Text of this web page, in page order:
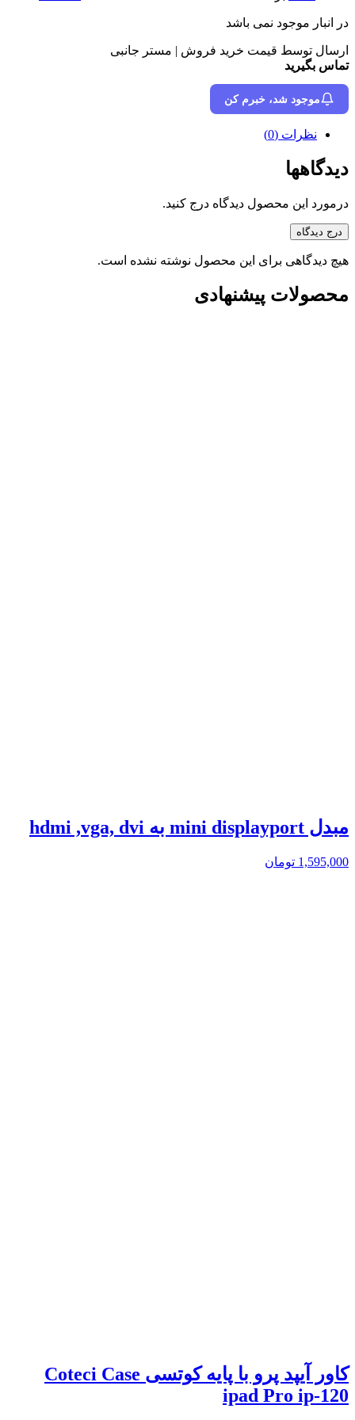
در انبار موجود نمی باشد
ارسال توسط قیمت خرید فروش | مستر جانبی
تماس بگیرید
موجود شد، خبرم کن
نظرات (0)
دیدگاهها
درمورد این محصول دیدگاه درج کنید.
درج دیدگاه
هیچ دیدگاهی برای این محصول نوشته نشده است.
محصولات پیشنهادی
مبدل mini displayport به hdmi ,vga, dvi
1,595,000 تومان
کاور آیپد پرو با پایه کوتسی Coteci Case
ipad Pro ip-120